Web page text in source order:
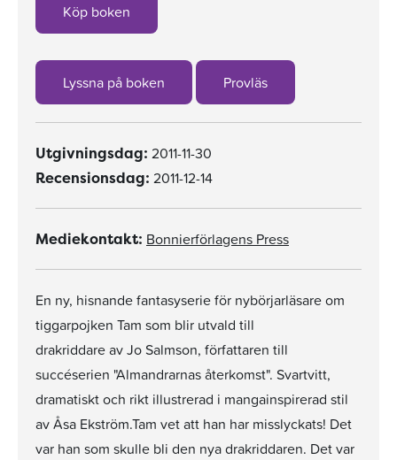
Köp boken
Lyssna på boken Provläs
Utgivningsdag: 2011-11-30
Recensionsdag: 2011-12-14
Mediekontakt: Bonnierförlagens Press
En ny, hisnande fantasyserie för nybörjarläsare om
tiggarpojken Tam som blir utvald till
drakriddare av Jo Salmson, författaren till
succéserien "Almandrarnas återkomst". Svartvitt,
dramatiskt och rikt illustrerad i mangainspirerad stil
av Åsa Ekström.Tam vet att han har misslyckats! Det
var han som skulle bli den nya drakriddaren. Det var